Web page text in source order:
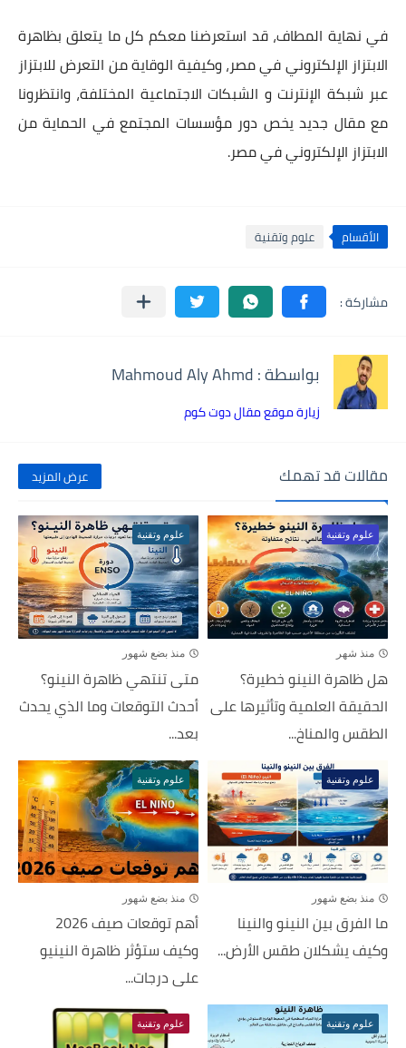
في نهاية المطاف، قد استعرضنا معكم كل ما يتعلق بظاهرة
الابتزاز الإلكتروني في مصر، وكيفية الوقاية من التعرض للابتزاز
عبر شبكة الإنترنت و الشبكات الاجتماعية المختلفة، وانتظرونا
مع مقال جديد يخص دور مؤسسات المجتمع في الحماية من
الابتزاز الإلكتروني في مصر.
الأقسام علوم وتقنية
بواسطة : Mahmoud Aly Ahmd
زيارة موقع مقال دوت كوم
مقالات قد تهمك عرض المزيد
علوم وتقنية
منذ شهر
هل ظاهرة النينو خطيرة؟
الحقيقة العلمية وتأثيرها على
الطقس والمناخ...
علوم وتقنية
منذ بضع شهور
متى تنتهي ظاهرة النينو؟
أحدث التوقعات وما الذي يحدث
بعد...
علوم وتقنية
منذ بضع شهور
ما الفرق بين النينو والنينا
وكيف يشكلان طقس الأرض...
علوم وتقنية
منذ بضع شهور
أهم توقعات صيف 2026
وكيف ستؤثر ظاهرة النينيو
على درجات...
علوم وتقنية علوم وتقنية